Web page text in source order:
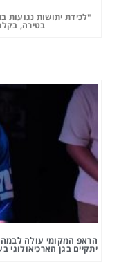
"לכידת יתושות נגועות
בטירה,
הראפ המקומי עולה לבמה:
יתקיים בגן הארכיאולוגי